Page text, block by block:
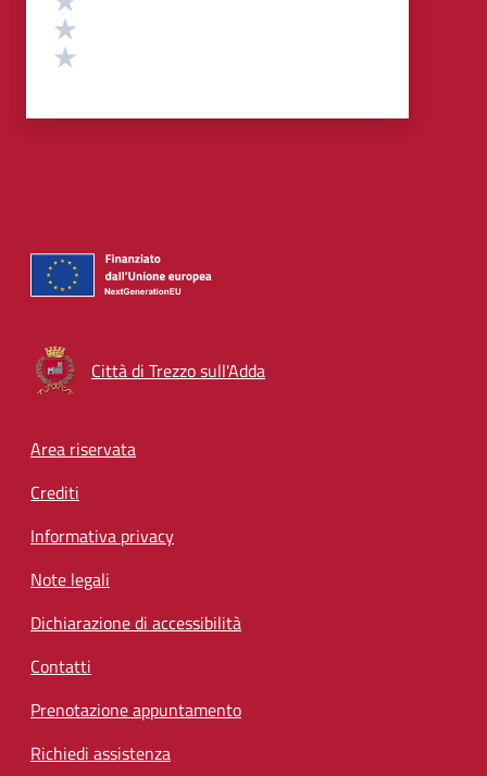
Città di Trezzo sull'Adda
Footer menu
Area riservata
Crediti
Informativa privacy
Note legali
Dichiarazione di accessibilità
Contatti
Prenotazione appuntamento
Richiedi assistenza